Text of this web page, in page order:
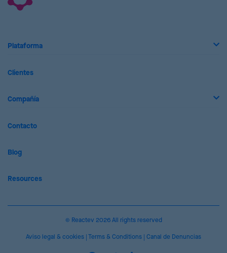
Plataforma
Clientes
Compañía
Contacto
Blog
Resources
© Reactev 2026 All rights reserved
Aviso legal & cookies Terms & Conditions Canal de Denuncias